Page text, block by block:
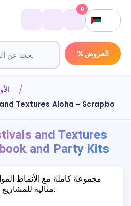
% العروض
0
Textures Aloha - Scrapbook
and Textures
and Party Kits
مجموعة كاملة مع الأنماط
مثالية للمشاريع الإبداعية والزينة المدارية.